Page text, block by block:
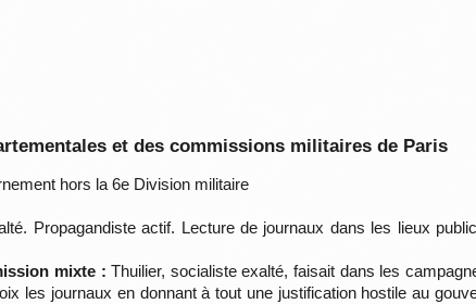
et des commissions militaires de Paris
hors la 6e Division militaire
Propagandiste actif. Lecture de journaux dans les lieux
mixte : Thuilier, socialiste exalté, faisait dans les
les journaux en donnant à tout une justification hostile au